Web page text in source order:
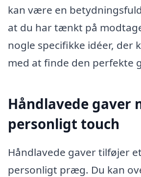
kan være en
at du har tænkt på
nogle specifikke idéer, der
med at finde den perfekte
Håndlavede gaver
personligt touch
Håndlavede gaver tilføjer
personligt præg. Du kan